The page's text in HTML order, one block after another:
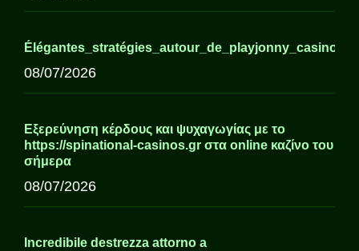
08/07/2026
Εξερεύνηση κέρδους και ψυχαγωγίας με το
https://spinational-casinos.gr στα online καζίνο του
σήμερα
08/07/2026
Incredibile destrezza attorno a